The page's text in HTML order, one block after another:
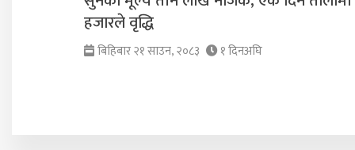
हजारले वृद्धि
बिहिबार २१ साउन, २०८३ १ दिनअघि